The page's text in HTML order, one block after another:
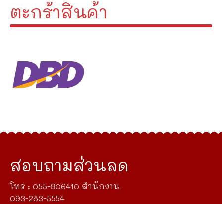
ตะกร้าสินค้า
สอบถามส่วนลด
โทร : 055-906410 สำนักงาน
093-283-5554